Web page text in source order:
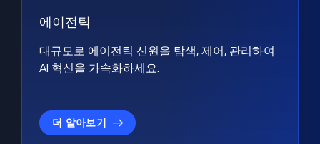
에이전틱
대규모로 에이전틱 신원을 탐색, 제어, 관리하여
AI 혁신을 가속화하세요.
더 알아보기